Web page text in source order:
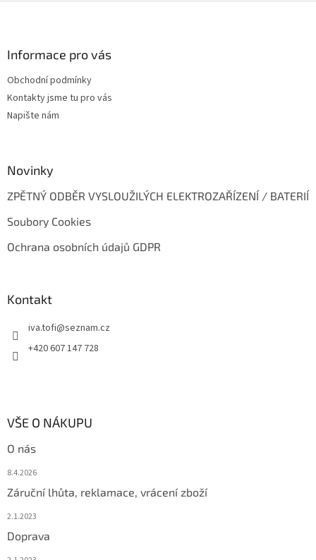
Informace pro vás
Obchodní podmínky
Kontakty jsme tu pro vás
Napište nám
Novinky
ZPĚTNÝ ODBĚR VYSLOUŽILÝCH ELEKTROZAŘÍZENÍ / BATERIÍ
Soubory Cookies
Ochrana osobních údajů GDPR
Kontakt
iva.tofi@seznam.cz
+420 607 147 728
VŠE O NÁKUPU
O nás
8.4.2026
Záruční lhůta, reklamace, vrácení zboží
2.1.2023
Doprava